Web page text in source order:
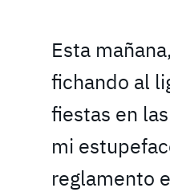
Esta
fichando al
fiestas en
mi
reglamento